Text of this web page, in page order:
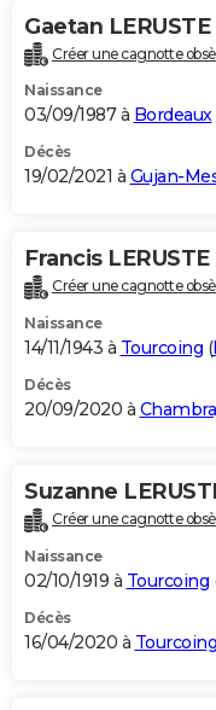
Gaetan LERUSTE
Créer une cagnotte
Naissance
03/09/1987 à Bordeaux
Décès
19/02/2021 à Gujan-
Francis LERUSTE
Créer une cagnotte
Naissance
14/11/1943 à Tourcoing (
Décès
20/09/2020 à
Suzanne
Créer une cagnotte
Naissance
02/10/1919 à Tourcoing
Décès
16/04/2020 à Tourcoing